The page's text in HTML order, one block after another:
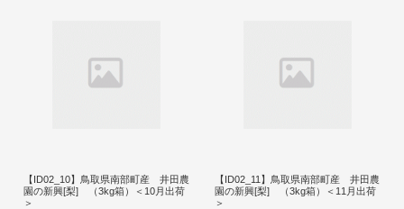
【ID02_10】鳥取県南部町産 井田農
園の新興[梨] （3kg箱）＜10月出荷
＞
【ID02_11】鳥取県南部町産 井田農
園の新興[梨] （3kg箱）＜11月出荷
＞